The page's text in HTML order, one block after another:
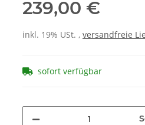
239,00 €
inkl. 19% USt. , versandfreie
sofort verfügbar